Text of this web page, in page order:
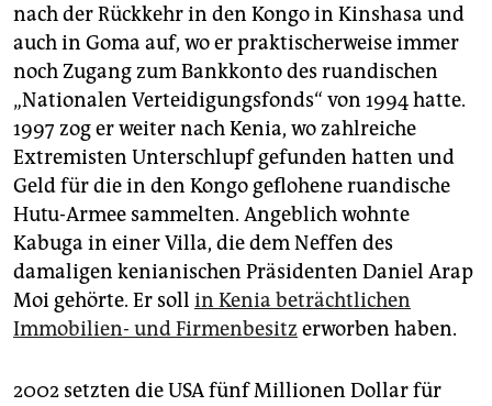
nach der Rückkehr in den Kongo in Kinshasa und
auch in Goma auf, wo er praktischerweise immer
noch Zugang zum Bankkonto des ruandischen
„Nationalen Verteidigungsfonds“ von 1994 hatte.
1997 zog er weiter nach Kenia, wo zahlreiche
Extremisten Unterschlupf gefunden hatten und
Geld für die in den Kongo geflohene ruandische
Hutu-Armee sammelten. Angeblich wohnte
Kabuga in einer Villa, die dem Neffen des
damaligen kenianischen Präsidenten Daniel Arap
Moi gehörte. Er soll in Kenia beträchtlichen
Immobilien- und Firmenbesitz erworben haben.
2002 setzten die USA fünf Millionen Dollar für